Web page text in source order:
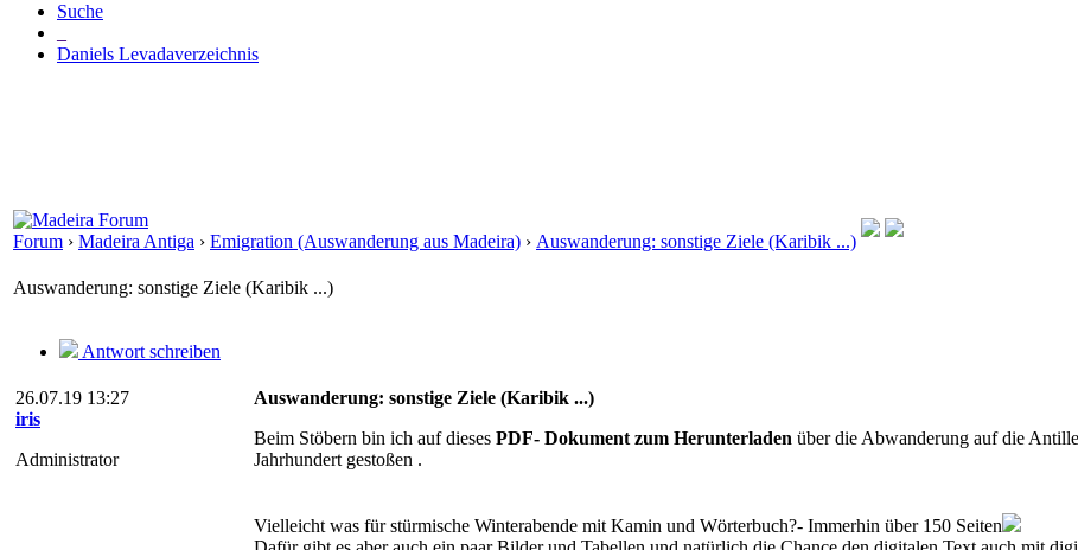
Suche
Daniels Levadaverzeichnis
Forum › Madeira Antiga › Emigration (Auswanderung aus Madeira) › Auswanderung: sonstige Ziele (Karibik ...)
Auswanderung: sonstige Ziele (Karibik ...)
Antwort schreiben
26.07.19 13:27
iris
Administrator
Auswanderung: sonstige Ziele (Karibik ...)
Beim Stöbern bin ich auf dieses PDF- Dokument zum Herunterladen über die Abwanderung auf die
Jahrhundert gestoßen .
Vielleicht was für stürmische Winterabende mit Kamin und Wörterbuch?- Immerhin über 150 Seiten